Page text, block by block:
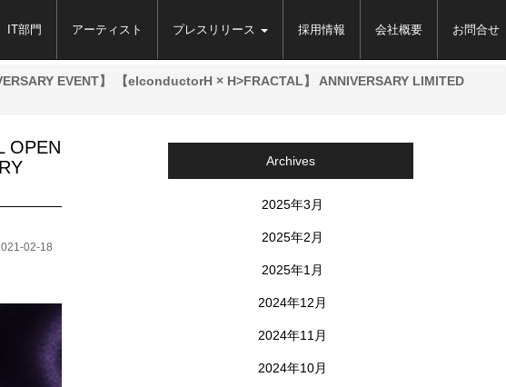
IT部門 アーティスト プレスリリース 採用情報 会社概要 お問合せ
EVENT】 【elconductorH × H>FRACTAL】 ANNIVERSARY LIMITED
OPEN
02-18
Archives
2025年3月
2025年2月
2025年1月
2024年12月
2024年11月
2024年10月